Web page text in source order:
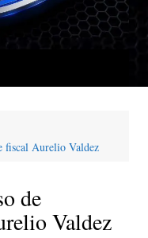
fiscal Aurelio Valdez
de
Valdez